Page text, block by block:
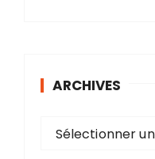
ARCHIVES
Sélectionner